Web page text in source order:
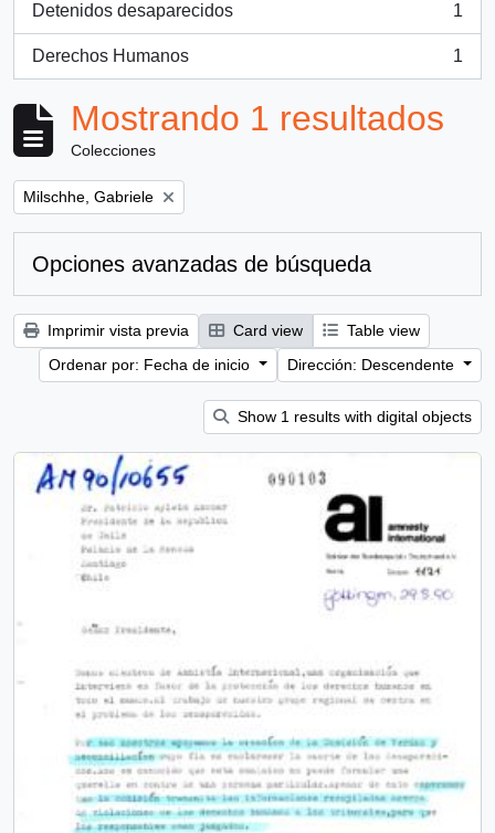
Detenidos desaparecidos
, 1 resultados
1
Derechos Humanos
, 1 resultados
1
Mostrando 1 resultados
Colecciones
Remove filter:
Milschhe, Gabriele
Opciones avanzadas de búsqueda
Imprimir vista previa Card view
Table view
Ordenar por: Fecha de inicio
Dirección: Descendente
Show 1 results with digital objects